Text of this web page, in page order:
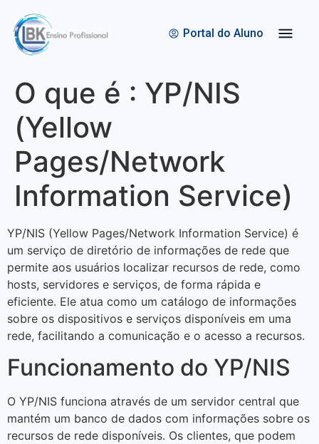
Portal do Aluno
O que é : YP/NIS
(Yellow
Pages/Network
Information Service)
YP/NIS (Yellow Pages/Network Information Service) é
um serviço de diretório de informações de rede que
permite aos usuários localizar recursos de rede, como
hosts, servidores e serviços, de forma rápida e
eficiente. Ele atua como um catálogo de informações
sobre os dispositivos e serviços disponíveis em uma
rede, facilitando a comunicação e o acesso a recursos.
Funcionamento do YP/NIS
O YP/NIS funciona através de um servidor central que
mantém um banco de dados com informações sobre os
recursos de rede disponíveis. Os clientes, que podem